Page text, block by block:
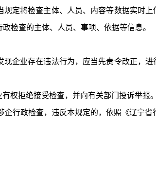
规定将检查主体、人员、内容等数据实时上
检查的主体、人员、事项、依据等信息。
现企业存在违法行为，应当先责令改正，
权拒绝接受检查， 并向有关部门投诉举报。
行政检查，违反本规定的，依照《辽宁省